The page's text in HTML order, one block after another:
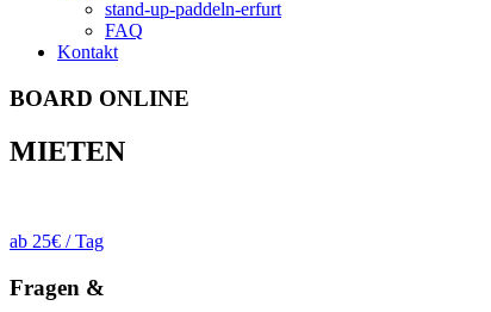
stand-up-paddeln-erfurt
FAQ
Kontakt
BOARD ONLINE
MIETEN
ab 25€ / Tag
Fragen &